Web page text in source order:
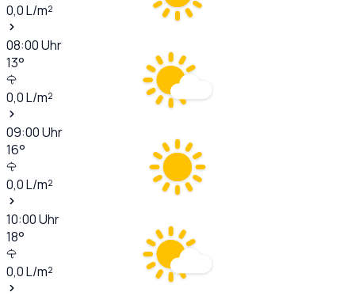
0,0L/m²
08:00Uhr
13°
0,0L/m²
09:00Uhr
16°
0,0L/m²
10:00Uhr
18°
0,0L/m²